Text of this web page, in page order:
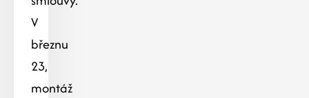
V
březnu
23,
montáž